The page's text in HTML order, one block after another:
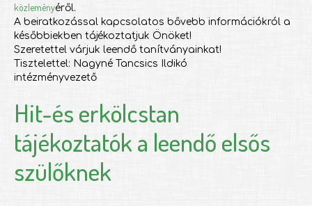
közleményéről.
A beiratkozással kapcsolatos bővebb információkról a
későbbiekben tájékoztatjuk Önöket!
Szeretettel várjuk leendő tanítványainkat!
Tisztelettel: Nagyné Tancsics Ildikó
intézményvezető
Hit-és erkölcstan
tájékoztatók a leendő elsős
szülőknek